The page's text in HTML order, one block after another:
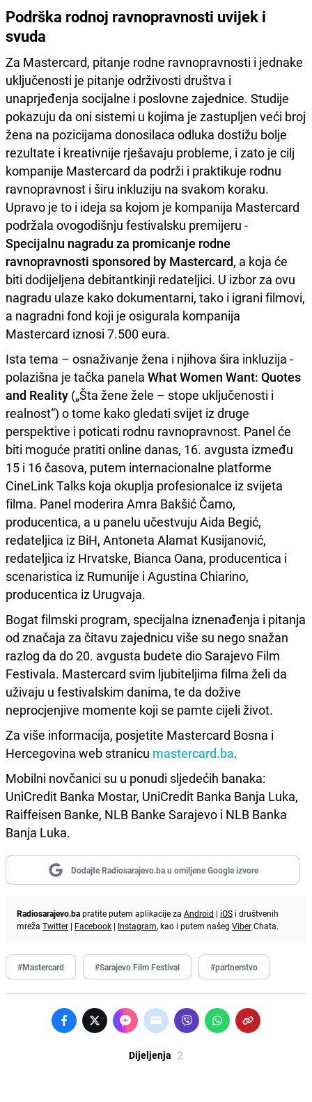
Podrška rodnoj ravnopravnosti uvijek i
svuda
Za Mastercard, pitanje rodne ravnopravnosti i jednake
uključenosti je pitanje održivosti društva i
unaprjeđenja socijalne i poslovne zajednice. Studije
pokazuju da oni sistemi u kojima je zastupljen veći broj
žena na pozicijama donosilaca odluka dostižu bolje
rezultate i kreativnije rješavaju probleme, i zato je cilj
kompanije Mastercard da podrži i praktikuje rodnu
ravnopravnost i širu inkluziju na svakom koraku.
Upravo je to i ideja sa kojom je kompanija Mastercard
podržala ovogodišnju festivalsku premijeru -
Specijalnu nagradu za promicanje rodne
ravnopravnosti sponsored by Mastercard, a koja će
biti dodijeljena debitantkinji redateljici. U izbor za ovu
nagradu ulaze kako dokumentarni, tako i igrani filmovi,
a nagradni fond koji je osigurala kompanija
Mastercard iznosi 7.500 eura.
Ista tema – osnaživanje žena i njihova šira inkluzija -
polazišna je tačka panela What Women Want: Quotes
and Reality („Šta žene žele – stope uključenosti i
realnost“) o tome kako gledati svijet iz druge
perspektive i poticati rodnu ravnopravnost. Panel će
biti moguće pratiti online danas, 16. avgusta između
15 i 16 časova, putem internacionalne platforme
CineLink Talks koja okuplja profesionalce iz svijeta
filma. Panel moderira Amra Bakšić Čamo,
producentica, a u panelu učestvuju Aida Begić,
redateljica iz BiH, Antoneta Alamat Kusijanović,
redateljica iz Hrvatske, Bianca Oana, producentica i
scenaristica iz Rumunije i Agustina Chiarino,
producentica iz Urugvaja.
Bogat filmski program, specijalna iznenađenja i pitanja
od značaja za čitavu zajednicu više su nego snažan
razlog da do 20. avgusta budete dio Sarajevo Film
Festivala. Mastercard svim ljubiteljima filma želi da
uživaju u festivalskim danima, te da dožive
neprocjenjive momente koji se pamte cijeli život.
Za više informacija, posjetite Mastercard Bosna i
Hercegovina web stranicu mastercard.ba.
Mobilni novčanici su u ponudi sljedećih banaka:
UniCredit Banka Mostar, UniCredit Banka Banja Luka,
Raiffeisen Banke, NLB Banke Sarajevo i NLB Banka
Banja Luka.
Dodajte Radiosarajevo.ba u omiljene Google izvore
Radiosarajevo.bapratite putem aplikacije za Android | iOS i društvenih
mreža Twitter | Facebook | Instagram, kao i putem našeg ViberChata.
#Mastercard #Sarajevo Film Festival #partnerstvo
Dijeljenja 2